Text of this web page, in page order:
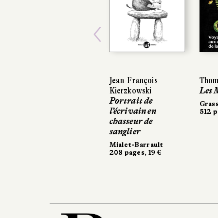
Jean-François
Kierzkowski
Portrait de
l’écrivain en
chasseur de
sanglier
Mialet-Barrault
208 pages, 19 €
Les
512
Les
512
Previous